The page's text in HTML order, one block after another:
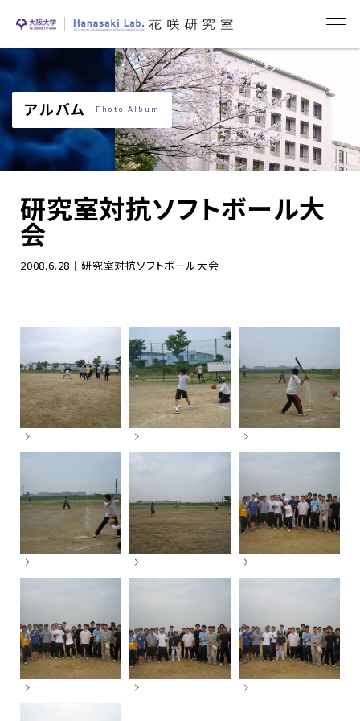
アルバム Photo Album
研究室対抗ソフトボール大
会
2008.6.28｜研究室対抗ソフトボール大会